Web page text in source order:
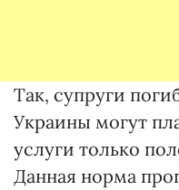
Так, супруги
Украины могут
услуги только
Данная норма